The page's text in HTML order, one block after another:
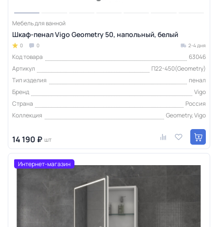
Мебель для ванной
Шкаф-пенал Vigo Geometry 50, напольный, белый
0 0 2-4 дня
Код товара
63046
Артикул
П22-450(Geometry)
Тип изделия
пенал
Бренд
Vigo
Страна
Россия
Коллекция
Geometry, Vigo
14 190 ₽ шт
Интернет-магазин